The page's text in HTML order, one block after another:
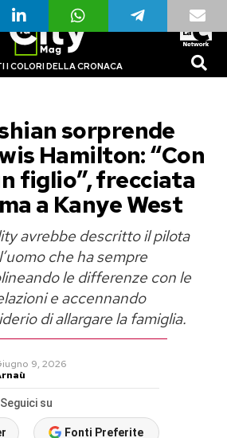
I COLORI DELLA CRONACA
sorprende
Hamilton: “Con
figlio”, frecciata
a Kanye West
avrebbe descritto il pilota
che ha sempre
le differenze con le
e accennando
di allargare la famiglia.
9, 2026
Seguici su
Fonti Preferite